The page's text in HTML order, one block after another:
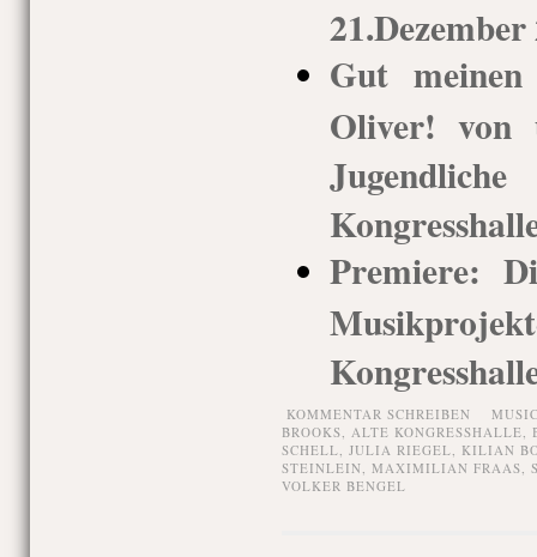
21.Dezember
Gut
Oliver!
Premiere:
KOMMENTAR SCHREIBEN
BROOKS, ALTE KONGRESSHALLE,
SCHELL, JULIA RIEGEL, KILIAN
STEINLEIN, MAXIMILIAN FRAAS,
VOLKER BENGEL